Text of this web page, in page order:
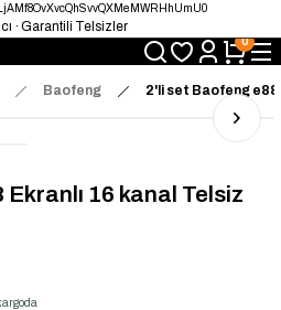
· Garantili Telsizler
· Hızlı Teslimat
Telsiz Merkezi
0
Baofeng 2'li set Baofeng e88
16 kanal Telsiz